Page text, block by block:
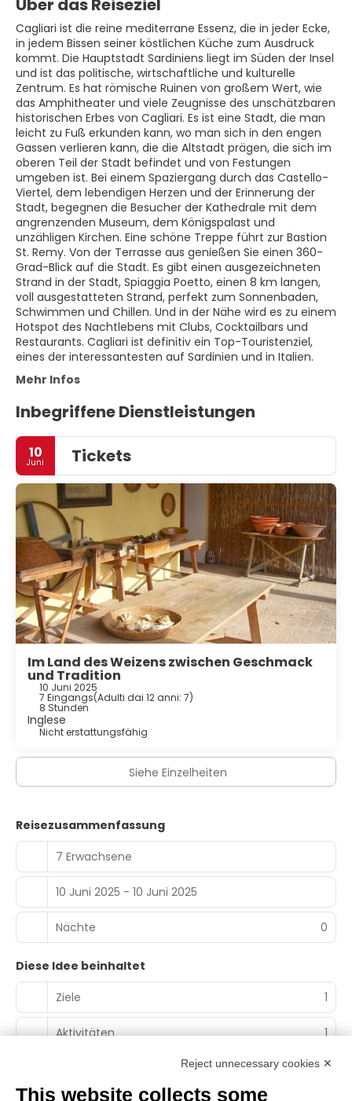
Über das Reiseziel
Cagliari ist die reine mediterrane Essenz, die in jeder Ecke,
in jedem Bissen seiner köstlichen Küche zum Ausdruck
kommt. Die Hauptstadt Sardiniens liegt im Süden der Insel
und ist das politische, wirtschaftliche und kulturelle
Zentrum. Es hat römische Ruinen von großem Wert, wie
das Amphitheater und viele Zeugnisse des unschätzbaren
historischen Erbes von Cagliari. Es ist eine Stadt, die man
leicht zu Fuß erkunden kann, wo man sich in den engen
Gassen verlieren kann, die die Altstadt prägen, die sich im
oberen Teil der Stadt befindet und von Festungen
umgeben ist. Bei einem Spaziergang durch das Castello-
Viertel, dem lebendigen Herzen und der Erinnerung der
Stadt, begegnen die Besucher der Kathedrale mit dem
angrenzenden Museum, dem Königspalast und
unzähligen Kirchen. Eine schöne Treppe führt zur Bastion
St. Remy. Von der Terrasse aus genießen Sie einen 360-
Grad-Blick auf die Stadt. Es gibt einen ausgezeichneten
Strand in der Stadt, Spiaggia Poetto, einen 8 km langen,
voll ausgestatteten Strand, perfekt zum Sonnenbaden,
Schwimmen und Chillen. Und in der Nähe wird es zu einem
Hotspot des Nachtlebens mit Clubs, Cocktailbars und
Restaurants. Cagliari ist definitiv ein Top-Touristenziel,
eines der interessantesten auf Sardinien und in Italien.
Mehr Infos
Inbegriffene Dienstleistungen
10
Juni Tickets
Im Land des Weizens zwischen Geschmack
und Tradition
10 Juni 2025
7 Eingangs(Adulti dai 12 anni: 7)
8 Stunden
Inglese
Nicht erstattungsfähig
Siehe Einzelheiten
Reisezusammenfassung
7 Erwachsene
10 Juni 2025 - 10 Juni 2025
Nächte 0
Diese Idee beinhaltet
Ziele
1
Aktivitäten 1
Reject unnecessary cookies ✕
This website collects some